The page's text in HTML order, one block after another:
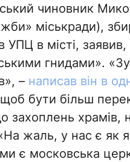
чиновник
міськради),
УПЦ в місті,
гнидами».
– написав він в
бути більш
захоплень
жаль, у нас є як
є московська